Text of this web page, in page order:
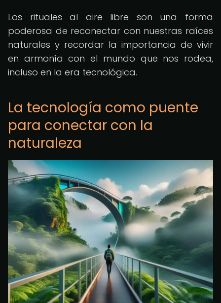
Los rituales al aire libre son una forma
poderosa de reconectar con nuestras raíces
naturales y recordar la importancia de vivir
en armonía con el mundo que nos rodea,
incluso en la era tecnológica.
La tecnología como puente
para conectar con la
naturaleza